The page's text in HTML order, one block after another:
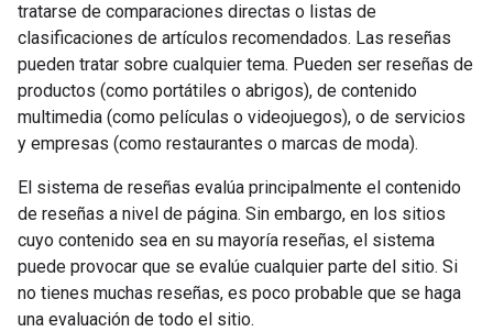
tratarse de comparaciones directas o listas de
clasificaciones de artículos recomendados. Las reseñas
pueden tratar sobre cualquier tema. Pueden ser reseñas de
productos (como portátiles o abrigos), de contenido
multimedia (como películas o videojuegos), o de servicios
y empresas (como restaurantes o marcas de moda).
El sistema de reseñas evalúa principalmente el contenido
de reseñas a nivel de página. Sin embargo, en los sitios
cuyo contenido sea en su mayoría reseñas, el sistema
puede provocar que se evalúe cualquier parte del sitio. Si
no tienes muchas reseñas, es poco probable que se haga
una evaluación de todo el sitio.